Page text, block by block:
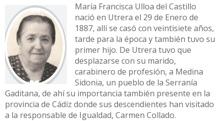
María Francisca Ulloa del Castillo
nació en Utrera el 29 de Enero de
1887, allí se casó con veintisiete años,
tarde para la época y también tuvo su
primer hijo. De Utrera tuvo que
desplazarse con su marido,
carabinero de profesión, a Medina
Sidonia, un pueblo de la Serranía
Gaditana, de ahí su importancia también presente en la
provincia de Cádiz donde sus descendientes han visitado
a la responsable de Igualdad, Carmen Collado.